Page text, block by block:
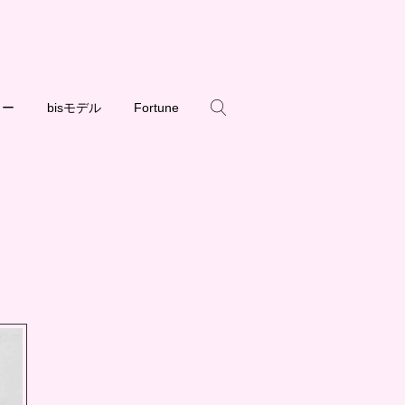
bisモデル Fortune